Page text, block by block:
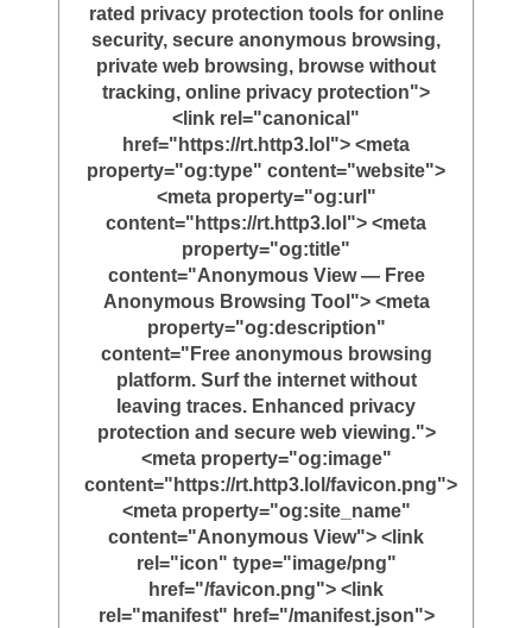
rated privacy protection tools for online
security, secure anonymous browsing,
private web browsing, browse without
tracking, online privacy protection">
<link rel="canonical"
href="https://rt.http3.lol"> <meta
property="og:type" content="website">
<meta property="og:url"
content="https://rt.http3.lol"> <meta
property="og:title"
content="Anonymous View — Free
Anonymous Browsing Tool"> <meta
property="og:description"
content="Free anonymous browsing
platform. Surf the internet without
leaving traces. Enhanced privacy
protection and secure web viewing.">
<meta property="og:image"
content="https://rt.http3.lol/favicon.png">
<meta property="og:site_name"
content="Anonymous View"> <link
rel="icon" type="image/png"
href="/favicon.png"> <link
rel="manifest" href="/manifest.json">